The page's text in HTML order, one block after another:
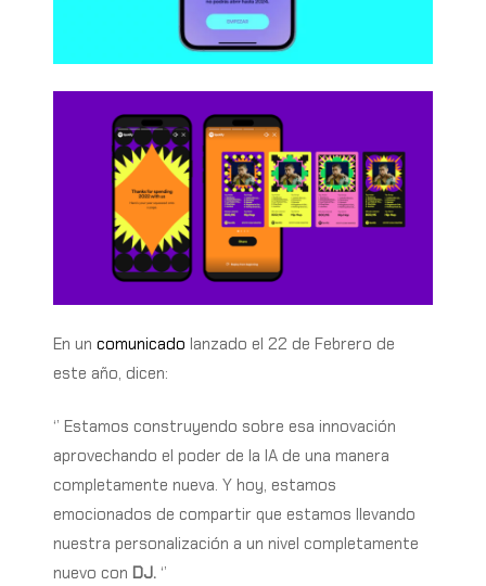
En uncomunicado lanzado el 22 de Febrero de
este año, dicen:
‘’ Estamos construyendo sobre esa innovación
aprovechando el poder de la IA de una manera
completamente nueva. Y hoy, estamos
emocionados de compartir que estamos llevando
nuestra personalización a un nivel completamente
nuevo con DJ. ‘’